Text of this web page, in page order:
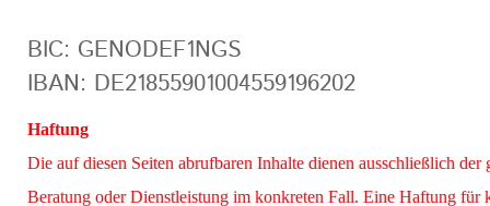
BIC: GENODEF1NGS
IBAN: DE21855901004559196202
Haftung
Die auf diesen Seiten abrufbaren Inhalte dienen ausschließlich
Beratung oder Dienstleistung im konkreten Fall. Eine Haftung